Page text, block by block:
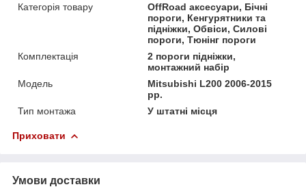
Категорія товару
OffRoad аксесуари, Бічні
пороги, Кенгурятники та
підніжки, Обвіси, Силові
пороги, Тюнінг пороги
Комплектація
2 пороги підніжки,
монтажний набір
Мoдель
Mitsubishi L200 2006-2015
рр.
Тип монтажа
У штатні місця
Приховати
Умови доставки